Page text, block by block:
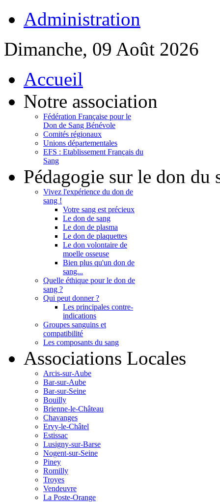
Administration
Dimanche, 09 Août 2026
Accueil
Notre association
Fédération Française pour le
Don de Sang Bénévole
Comités régionaux
Unions départementales
EFS : Etablissement Français du
Sang
Pédagogie sur le don du
Vivez l'expérience du don de
sang !
Votre sang est précieux
Le don de sang
Le don de plasma
Le don de plaquettes
Le don volontaire de
moelle osseuse
Bien plus qu'un don de
sang...
Quelle éthique pour le don de
sang ?
Qui peut donner ?
Les principales contre-
indications
Groupes sanguins et
compatibilité
Les composants du sang
Associations Locales
Arcis-sur-Aube
Bar-sur-Aube
Bar-sur-Seine
Bouilly
Brienne-le-Château
Chavanges
Ervy-le-Châtel
Estissac
Lusigny-sur-Barse
Nogent-sur-Seine
Piney
Romilly
Troyes
Vendeuvre
La Poste-Orange